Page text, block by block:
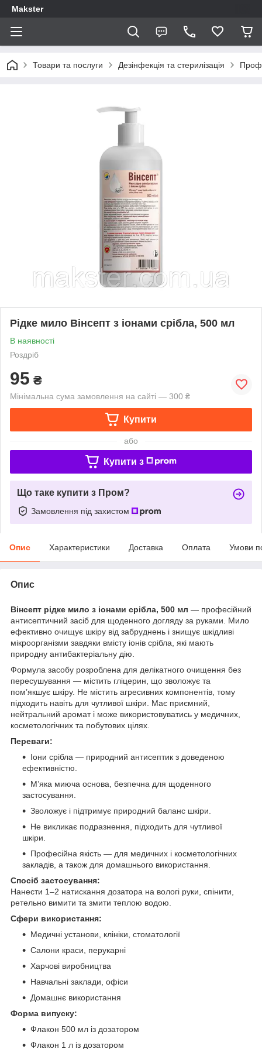
Makster
Товари та послуги Дезінфекція та стерилізація
Рідке мило Вінсепт з іонами срібла, 500 мл
В наявності
Роздріб
95 ₴
Мінімальна сума замовлення на сайті — 300 ₴
Купити
або
Купити з
Що таке купити з Пром?
Замовлення під захистом
Опис Характеристики Доставка Оплата Умови
Опис
Вінсепт рідке мило з іонами срібла, 500 мл — професійний
антисептичний засіб для щоденного догляду за руками. Мило
ефективно очищує шкіру від забруднень і знищує шкідливі
мікроорганізми завдяки вмісту іонів срібла, які мають
природну антибактеріальну дію.
Формула засобу розроблена для делікатного очищення без
пересушування — містить гліцерин, що зволожує та
пом’якшує шкіру. Не містить агресивних компонентів, тому
підходить навіть для чутливої шкіри. Має приємний,
нейтральний аромат і може використовуватись у медичних,
косметологічних та побутових цілях.
Переваги:
Іони срібла — природний антисептик з доведеною
ефективністю.
М’яка миюча основа, безпечна для щоденного
застосування.
Зволожує і підтримує природний баланс шкіри.
Не викликає подразнення, підходить для чутливої
шкіри.
Професійна якість — для медичних і косметологічних
закладів, а також для домашнього використання.
Спосіб застосування:
Нанести 1–2 натискання дозатора на вологі руки, спінити,
ретельно вимити та змити теплою водою.
Сфери використання:
Медичні установи, клініки, стоматології
Салони краси, перукарні
Харчові виробництва
Навчальні заклади, офіси
Домашнє використання
Форма випуску:
Флакон 500 мл із дозатором
Флакон 1 л із дозатором